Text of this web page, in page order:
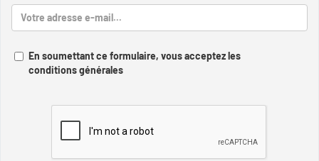
En soumettant ce formulaire, vous acceptez les
conditions générales